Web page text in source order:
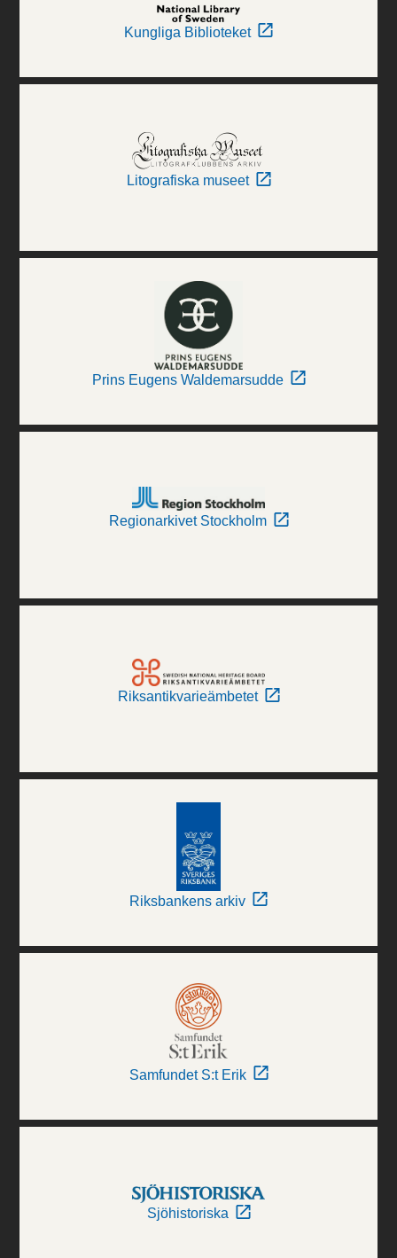
Kungliga Biblioteket
Litografiska museet
Prins Eugens Waldemarsudde
Regionarkivet Stockholm
Riksantikvarieämbetet
Riksbankens arkiv
Samfundet S:t Erik
Sjöhistoriska